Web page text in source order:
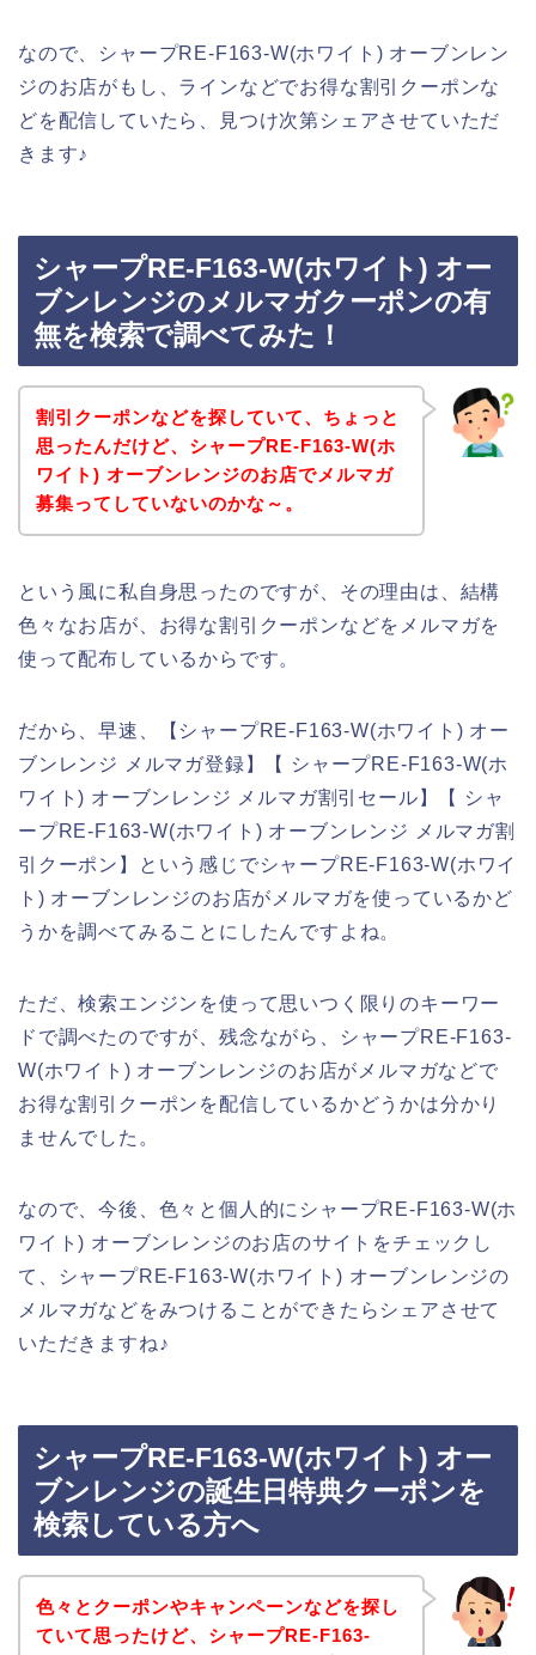
なので、シャープRE-F163-W(ホワイト) オーブンレン
ジのお店がもし、ラインなどでお得な割引クーポンな
どを配信していたら、見つけ次第シェアさせていただ
きます♪
シャープRE-F163-W(ホワイト) オー
ブンレンジのメルマガクーポンの有
無を検索で調べてみた！
割引クーポンなどを探していて、ちょっと
思ったんだけど、シャープRE-F163-W(ホ
ワイト) オーブンレンジのお店でメルマガ
募集ってしていないのかな～。
という風に私自身思ったのですが、その理由は、結構
色々なお店が、お得な割引クーポンなどをメルマガを
使って配布しているからです。
だから、早速、【シャープRE-F163-W(ホワイト) オー
ブンレンジ メルマガ登録】【 シャープRE-F163-W(ホ
ワイト) オーブンレンジ メルマガ割引セール】【 シャ
ープRE-F163-W(ホワイト) オーブンレンジ メルマガ割
引クーポン】という感じでシャープRE-F163-W(ホワイ
ト) オーブンレンジのお店がメルマガを使っているかど
うかを調べてみることにしたんですよね。
ただ、検索エンジンを使って思いつく限りのキーワー
ドで調べたのですが、残念ながら、シャープRE-F163-
W(ホワイト) オーブンレンジのお店がメルマガなどで
お得な割引クーポンを配信しているかどうかは分かり
ませんでした。
なので、今後、色々と個人的にシャープRE-F163-W(ホ
ワイト) オーブンレンジのお店のサイトをチェックし
て、シャープRE-F163-W(ホワイト) オーブンレンジの
メルマガなどをみつけることができたらシェアさせて
いただきますね♪
シャープRE-F163-W(ホワイト) オー
ブンレンジの誕生日特典クーポンを
検索している方へ
色々とクーポンやキャンペーンなどを探し
ていて思ったけど、シャープRE-F163-